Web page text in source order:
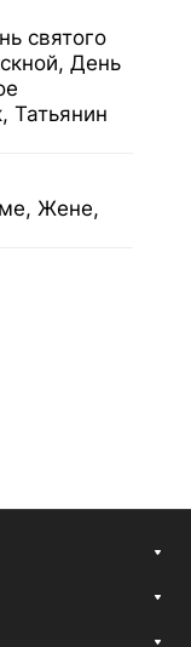
святого
День
Татьянин
Жене,